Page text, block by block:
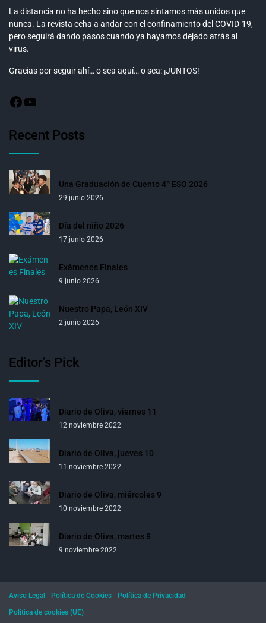
La distancia no ha hecho sino que nos sintamos más unidos que
nunca. La revista echa a andar con el confinamiento del COVID-19,
pero seguirá dando pasos cuando ya hayamos dejado atrás al
virus.
Gracias por seguir ahí… o sea aquí… o sea: ¡JUNTOS!
Recent Posts
Una Graduación de Cuento 4º ESO 2026
29 junio 2026
Día del niño 2026
17 junio 2026
Exámenes Finales
9 junio 2026
Nuestro Papa, León XIV
2 junio 2026
Editor’s Pick
Diario de Oliva, viernes 11
12 noviembre 2022
Diario de Oliva, jueves 10
11 noviembre 2022
Diario de Oliva, miércoles 9
10 noviembre 2022
Diario de Oliva, martes 8
9 noviembre 2022
Aviso Legal Política de Cookies
Política de Privacidad
Política de cookies (UE)